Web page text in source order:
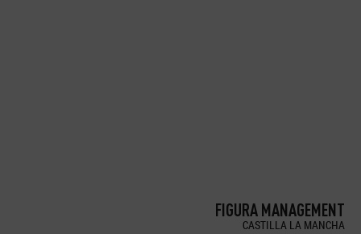
FIGURA MANAGEMENT
CASTILLA LA MANCHA